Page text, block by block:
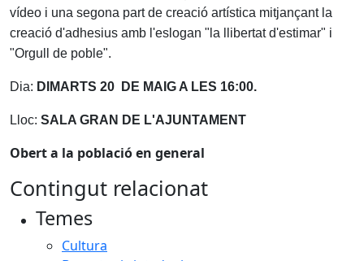
vídeo i una segona part de creació artística mitjançant la
creació d'adhesius amb l'eslogan "la llibertat d'estimar" i
"Orgull de poble".
Dia: DIMARTS 20 DE MAIG A LES 16:00.
Lloc: SALA GRAN DE L'AJUNTAMENT
Obert a la població en general
Contingut relacionat
Temes
Cultura